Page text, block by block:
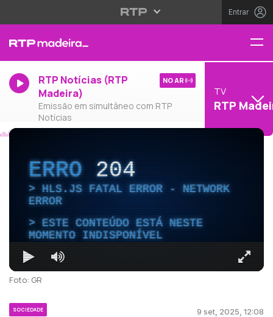
Entrar
RTP Notícias (RTP
Madeira)
Emissão em simultâneo com RTP
Notícias
NO AR
TV
RTP
ERRO204
HLS.JS FATAL ERROR - NETWORK
ERROR
ESTE CONTEÚDO ESTÁ NESTE
MOMENTO INDISPONÍVEL
Foto: GR
SOCIEDADE 9 set, 2025, 12:08